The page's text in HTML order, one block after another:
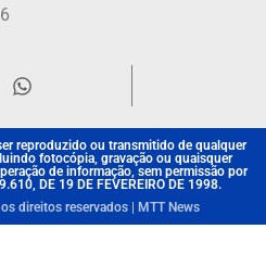
reproduzido ou transmitido de qualquer
fotocópia, gravação ou quaisquer
de informação, sem permissão por
DE 19 DE FEVEREIRO DE 1998.
direitos reservados | MTT News